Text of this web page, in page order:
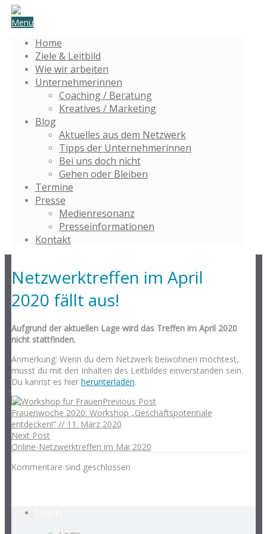
Menü
Home
Ziele & Leitbild
Wie wir arbeiten
Unternehmerinnen
Coaching / Beratung
Kreatives / Marketing
Blog
Aktuelles aus dem Netzwerk
Tipps der Unternehmerinnen
Bei uns doch nicht
Gehen oder Bleiben
Termine
Presse
Medienresonanz
Presseinformationen
Kontakt
Netzwerktreffen im April
2020 fällt aus!
Aufgrund der aktuellen Lage wird das Treffen im April 2020
nicht stattfinden.
Anmerkung: Wenn du dem Netzwerk beiwohnen möchtest,
musst du mit den Inhalten des Leitbildes einverstanden sein.
Du kannst es hier herunterladen.
Previous Post
Frauenwoche 2020: Workshop „Geschäftspotentiale
entdecken!“ // 11. März 2020
Next Post
Online-Netzwerktreffen im Mai 2020
Kommentare sind geschlossen